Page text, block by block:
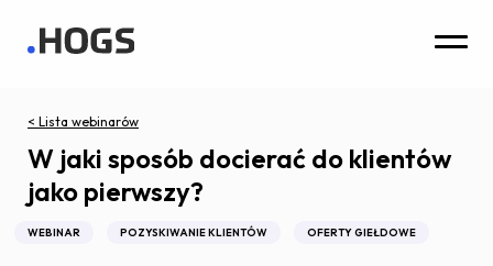
< Lista webinarów
W jaki sposób docierać do klientów
jako pierwszy?
WEBINAR POZYSKIWANIE KLIENTÓW OFERTY GIEŁDOWE